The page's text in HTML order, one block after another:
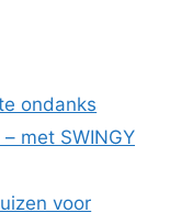
ondanks
met SWINGY
voor